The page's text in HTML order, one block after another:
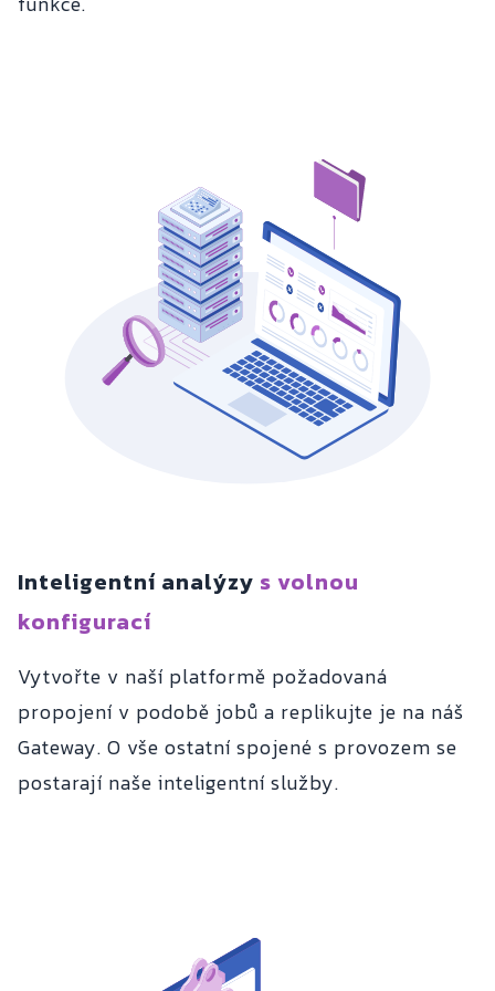
Inteligentní analýzy s volnou
konfigurací
Vytvořte v naší platformě požadovaná
propojení v podobě jobů a replikujte je na náš
Gateway. O vše ostatní spojené s provozem se
postarají naše inteligentní služby.